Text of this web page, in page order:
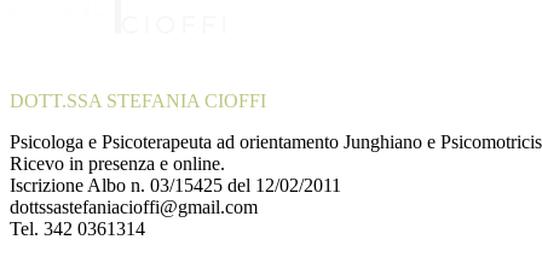
DOTT.SSA STEFANIA CIOFFI
Psicologa e Psicoterapeuta ad orientamento Junghiano e
Ricevo in presenza e online.
Iscrizione Albo n. 03/15425 del 12/02/2011
dottssastefaniacioffi@gmail.com
Tel. 342 0361314